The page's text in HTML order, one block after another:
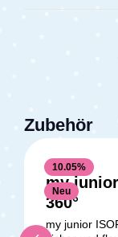
Zubehör
10.05%
Neu
my
360°
my junior